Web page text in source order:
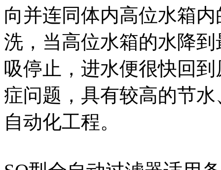
向并连同体内高位水箱
洗，当高位水箱的水降
吸停止，进水便很快回
症问题，具有较高的节
自动化工程。